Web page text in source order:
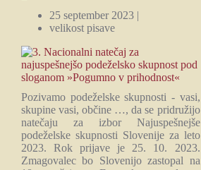
25 september 2023 |
velikost pisave
Pozivamo podeželske skupnosti - vasi,
skupine vasi, občine …, da se pridružijo
natečaju za izbor Najuspešnejše
podeželske skupnosti Slovenije za leto
2023. Rok prijave je 25. 10. 2023.
Zmagovalec bo Slovenijo zastopal na